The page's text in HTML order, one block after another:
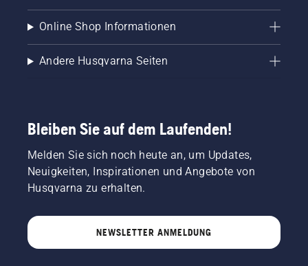
Online Shop Informationen
Andere Husqvarna Seiten
Bleiben Sie auf dem Laufenden!
Melden Sie sich noch heute an, um Updates,
Neuigkeiten, Inspirationen und Angebote von
Husqvarna zu erhalten.
NEWSLETTER ANMELDUNG